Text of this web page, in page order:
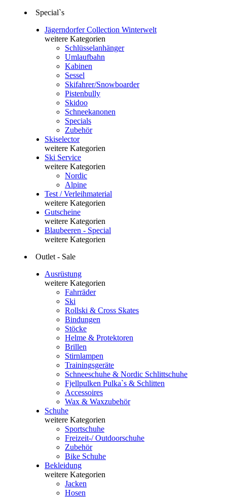
Special`s
Jägerndorfer Collection Winterwelt
weitere Kategorien
Schlüsselanhänger
Umlaufbahn
Kabinen
Sessel
Skifahrer/Snowboarder
Pistenbully
Skidoo
Schneekanonen
Specials
Zubehör
Skiselector
weitere Kategorien
Ski Service
weitere Kategorien
Nordic
Alpine
Test / Verleihmaterial
weitere Kategorien
Gutscheine
weitere Kategorien
Blaubeeren - Special
weitere Kategorien
Outlet - Sale
Ausrüstung
weitere Kategorien
Fahrräder
Ski
Rollski & Cross Skates
Bindungen
Stöcke
Helme & Protektoren
Brillen
Stirnlampen
Trainingsgeräte
Schneeschuhe & Nordic Schlittschuhe
Fjellpulken Pulka`s & Schlitten
Accessoires
Wax & Waxzubehör
Schuhe
weitere Kategorien
Sportschuhe
Freizeit-/ Outdoorschuhe
Zubehör
Bike Schuhe
Bekleidung
weitere Kategorien
Jacken
Hosen